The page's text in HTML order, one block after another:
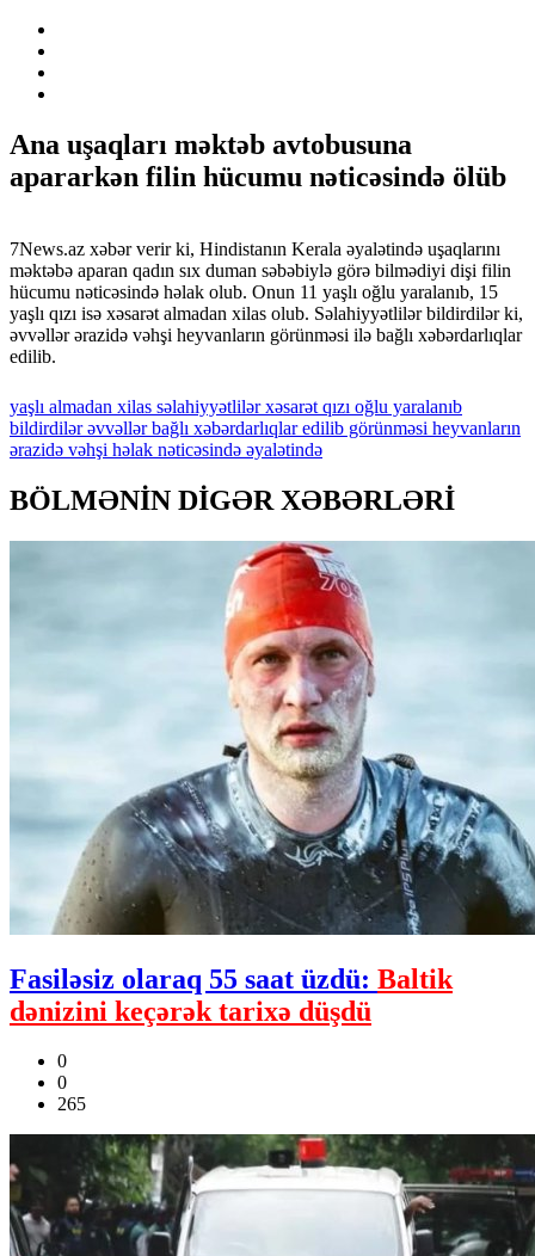
Ana uşaqları məktəb avtobusuna
apararkən filin hücumu nəticəsində ölüb
7News.az xəbər verir ki, Hindistanın Kerala əyalətində uşaqlarını
məktəbə aparan qadın sıx duman səbəbiylə görə bilmədiyi dişi filin
hücumu nəticəsində həlak olub. Onun 11 yaşlı oğlu yaralanıb, 15
yaşlı qızı isə xəsarət almadan xilas olub. Səlahiyyətlilər bildirdilər ki,
əvvəllər ərazidə vəhşi heyvanların görünməsi ilə bağlı xəbərdarlıqlar
edilib.
yaşlı almadan xilas səlahiyyətlilərxəsarət qızı oğlu yaralanıb
bildirdilərəvvəllərbağlı xəbərdarlıqlaredilib görünməsi heyvanların
ərazidə vəhşi həlak nəticəsində əyalətində
BÖLMƏNİN DİGƏR XƏBƏRLƏRİ
Fasiləsiz olaraq 55 saat üzdü: Baltik
dənizini keçərək tarixə düşdü
0
0
265